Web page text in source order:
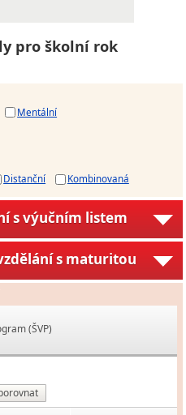
pro školní rok
Mentální
Distanční Kombinovaná
s výučním listem
s maturitou
(ŠVP)